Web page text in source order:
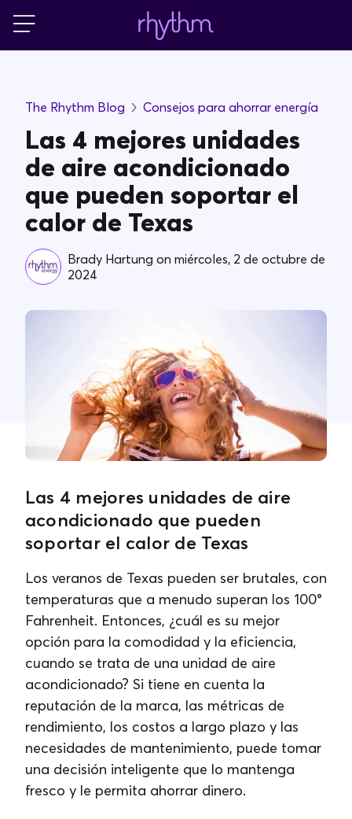
Pequeñas empresas
PowerShift
Acerca de Rhythm
Blog
Contacta con nosotros
The Rhythm Blog Consejos para ahorrar energía
Las 4 mejores unidades
de aire acondicionado
que pueden soportar el
calor de Texas
Brady Hartung on miércoles, 2 de octubre de
2024
Las 4 mejores unidades de aire
acondicionado que pueden
soportar el calor de Texas
Los veranos de Texas pueden ser brutales, con
temperaturas que a menudo superan los 100°
Fahrenheit. Entonces, ¿cuál es su mejor
opción para la comodidad y la eficiencia,
cuando se trata de una unidad de aire
acondicionado? Si tiene en cuenta la
reputación de la marca, las métricas de
rendimiento, los costos a largo plazo y las
necesidades de mantenimiento, puede tomar
una decisión inteligente que lo mantenga
fresco y le permita ahorrar dinero.